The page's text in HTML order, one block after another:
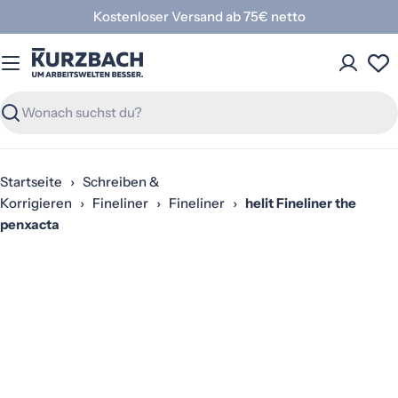
Inhalt
springen
Kostenloser Versand ab 75€ netto
Suchen
Startseite › Schreiben &
Korrigieren › Fineliner › Fineliner › helit Fineliner the
penxacta